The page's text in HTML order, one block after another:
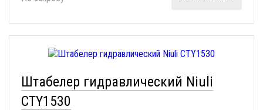
Штабелер гидравлический Niuli
CTY1530